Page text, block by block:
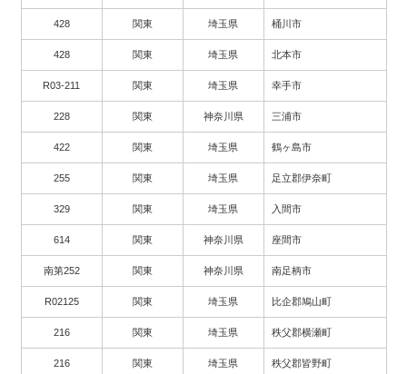
428 関東 埼玉県 桶川市
428 関東 埼玉県 北本市
R03-211 関東 埼玉県 幸手市
228 関東 神奈川県 三浦市
422 関東 埼玉県 鶴ヶ島市
255 関東 埼玉県 足立郡伊奈町
329 関東 埼玉県 入間市
614 関東 神奈川県 座間市
南第252 関東 神奈川県 南足柄市
R02125 関東 埼玉県 比企郡鳩山町
216 関東 埼玉県 秩父郡横瀬町
216 関東 埼玉県 秩父郡皆野町